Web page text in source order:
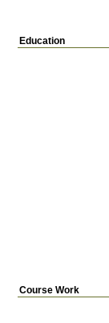
Education
Course Work